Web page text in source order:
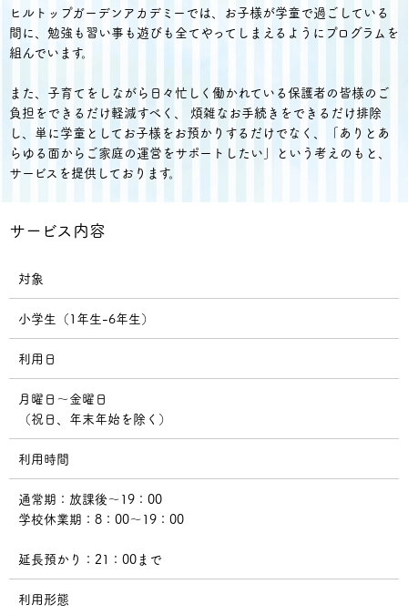
ヒルトップガーデンアカデミーでは、お子様が学童で過ごしている
間に、勉強も習い事も遊びも全てやってしまえるようにプログラムを
組んでいます。
また、子育てをしながら日々忙しく働かれている保護者の皆様のご
負担をできるだけ軽減すべく、 煩雑なお手続きをできるだけ排除
し、単に学童としてお子様をお預かりするだけでなく、「ありとあ
らゆる面からご家庭の運営をサポートしたい」という考えのもと、
サービスを提供しております。
サービス内容
対象
小学生（1年生-6年生）
利用日
月曜日〜金曜日
（祝日、年末年始を除く）
利用時間
通常期：放課後〜19：00
学校休業期：8：00〜19：00
延長預かり：21：00まで
利用形態